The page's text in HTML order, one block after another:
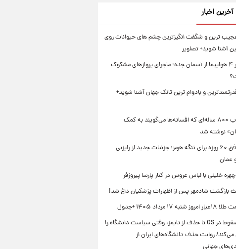
آخرین اخبار
ترین و شگفت انگیزترین چشم های حیوانات روی
آشنا شوید+ تصاویر
فرار ۴ هواپیما از آسمان جده؛ ماجرای پروازهای مشکوک
و بادوام ترین تانک جهان آشنا شوید+
کتاب ۸۰۰ ساله‌ای که افسانه‌ها می‌گویند به کمک
نوشته شد
توافق ۶۰ روزه برای تنگه هرمز؛ جزئیات جدید از رایزنی
عمان
خلیلی با لباس عروس در کنار پارسا پیروزفر
بازگشت شادمهر پس از اظهارات پزشکیان داغ شد!
شنبه ۱۷ مرداد ۱۴۰۵ +جدول
از سقوط در QS تا حذف از تایمز، وقتی سیاست دانشگاه را
می‌کند/ روایت حذف دانشگاه‌های ایران از
جهانی